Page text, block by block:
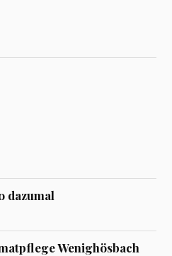
dazumal
Wenighösbach